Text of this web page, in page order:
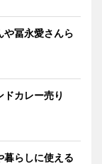
冨永愛さんら
カレー売り
らしに使える